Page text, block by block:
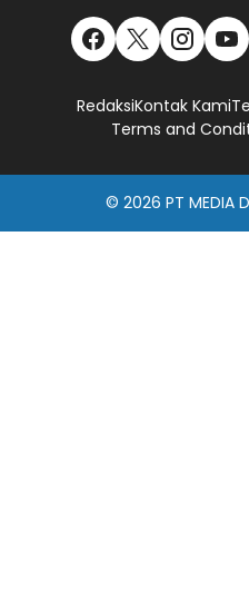
RedaksiKontak Kami
Terms and
© 2026 PT MEDIA